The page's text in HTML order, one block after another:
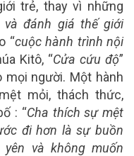
trẻ, thay vì những
và đánh giá thế giới
“cuộc hành trình nội
Kitô, “Cửa cứu độ”
mọi người. Một hành
mỏi, thách thức,
: “Cha thích sự mệt
đi hơn là sự buồn
và không muốn